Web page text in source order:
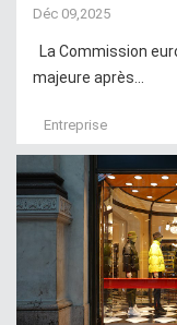
Déc 09,2025
La Commission
majeure après...
Entreprise